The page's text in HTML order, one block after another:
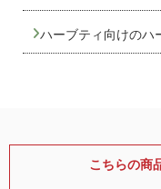
ハーブティ向けのハ
こちらの商